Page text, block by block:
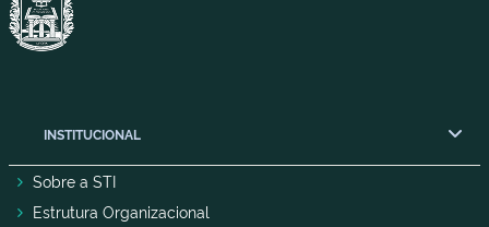
INSTITUCIONAL
Sobre a STI
Estrutura Organizacional